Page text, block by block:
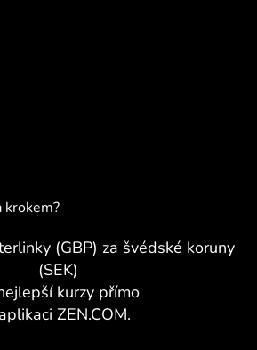
krokem?
(GBP) za švédské koruny
(SEK)
kurzy přímo
ZEN.COM.